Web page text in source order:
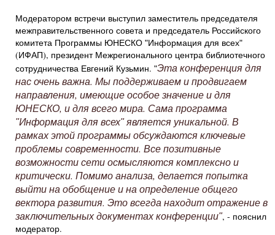
Модератором встречи выступил заместитель председателя
межправительственного совета и председатель Российского
комитета Программы ЮНЕСКО ʺИнформация для всехʺ
(ИФАП), президент Межрегионального центра библиотечного
сотрудничества Евгений Кузьмин. ʺЭта конференция для
нас очень важна. Мы поддерживаем и продвигаем
направления, имеющие особое значение и для
ЮНЕСКО, и для всего мира. Сама программа
ʺИнформация для всехʺ является уникальной. В
рамках этой программы обсуждаются ключевые
проблемы современности. Все позитивные
возможности сети осмысляются комплексно и
критически. Помимо анализа, делается попытка
выйти на обобщение и на определение общего
вектора развития. Это всегда находит отражение в
заключительных документах конференцииʺ, - пояснил
модератор.